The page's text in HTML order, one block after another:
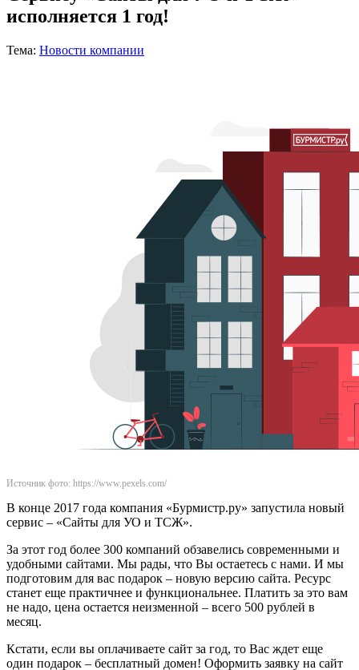
исполняется 1 год!
Тема: Новости компании
Источник фото: https://www.pexels.com/
В конце 2017 года компания «Бурмистр.ру» запустила новый
сервис – «Сайты для УО и ТСЖ».
За этот год более 300 компаний обзавелись современными и
удобными сайтами. Мы рады, что Вы остаетесь с нами. И мы
подготовим для вас подарок – новую версию сайта. Ресурс
станет еще практичнее и функциональнее. Платить за это вам
не надо, цена остается неизменной – всего 500 рублей в
месяц.
Кстати, если вы оплачиваете сайт за год, то Вас ждет еще
один подарок – бесплатный домен! Оформить заявку на сайт